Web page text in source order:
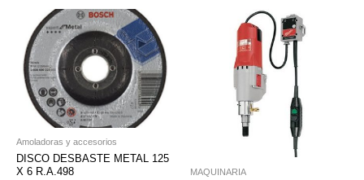
Amoladoras y accesorios
DISCO DESBASTE METAL 125
X 6 R.A.498
MAQUINARIA